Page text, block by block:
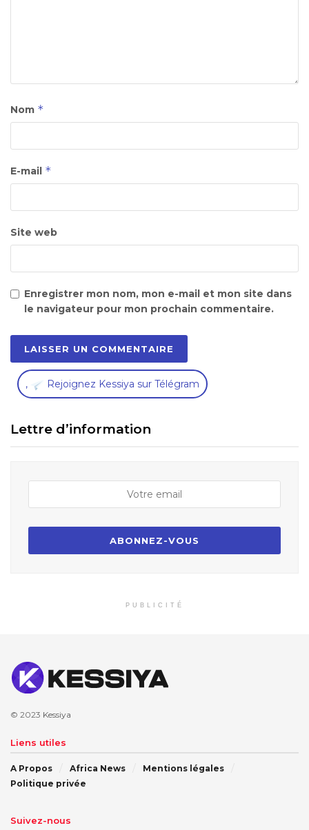
Nom *
E-mail *
Site web
Enregistrer mon nom, mon e-mail et mon site dans
le navigateur pour mon prochain commentaire.
, Rejoignez Kessiya sur Télégram
Lettre d’information
PUBLICITÉ
© 2023 Kessiya
Liens utiles
A Propos Africa News
Mentions légales
Politique privée
Suivez-nous